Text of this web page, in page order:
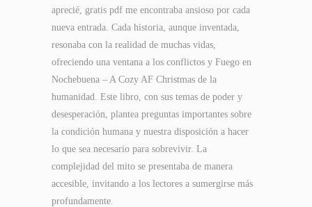
aprecié, gratis pdf me encontraba ansioso por cada
nueva entrada. Cada historia, aunque inventada,
resonaba con la realidad de muchas vidas,
ofreciendo una ventana a los conflictos y Fuego en
Nochebuena – A Cozy AF Christmas de la
humanidad. Este libro, con sus temas de poder y
desesperación, plantea preguntas importantes sobre
la condición humana y nuestra disposición a hacer
lo que sea necesario para sobrevivir. La
complejidad del mito se presentaba de manera
accesible, invitando a los lectores a sumergirse más
profundamente.